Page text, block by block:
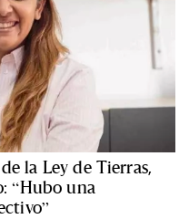
la Ley de Tierras,
“Hubo una